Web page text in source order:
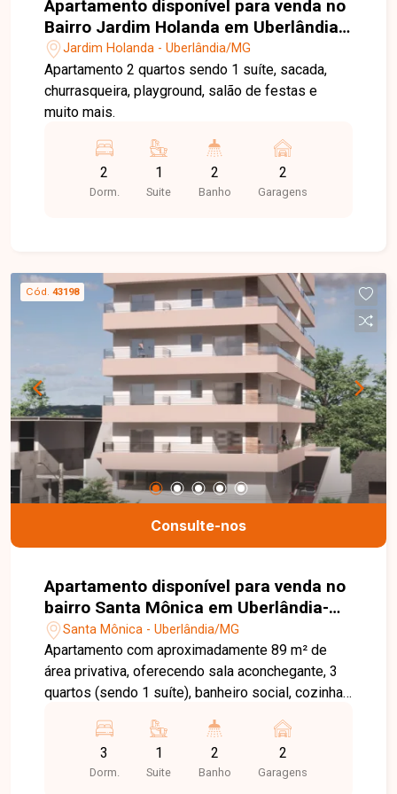
Apartamento disponível para venda no
Bairro Jardim Holanda em Uberlândia-
MGJardim Holanda - Uberlândia/MG
Apartamento 2 quartos sendo 1 suíte, sacada,
churrasqueira, playground, salão de festas e
muito mais.
2
Dorm.
1
Suite
2
Banho
2
Garagens
Cód. 43198
Consulte-nos
Apartamento disponível para venda no
bairro Santa Mônica em Uberlândia-
MGSanta Mônica - Uberlândia/MG
Apartamento com aproximadamente 89 m² de
área privativa, oferecendo sala aconchegante, 3
quartos (sendo 1 suíte), banheiro social, cozinha
garagem para maior comodidade. O condomínio
dispõe de elevador e valor mensal de R$ 280,00.
Valores a partir de R$ 537.818,00. Entre em
3
Dorm.
1
Suite
2
Banho
2
Garagens